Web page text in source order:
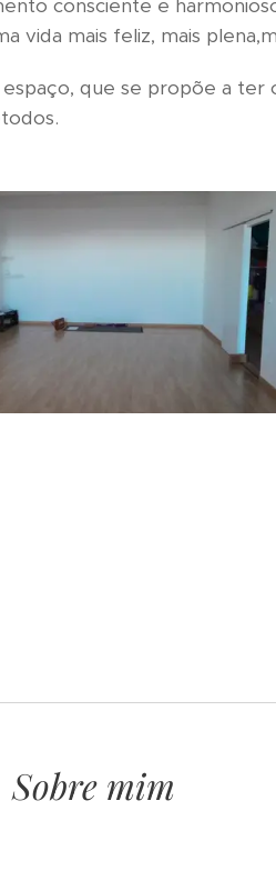
consciente e
vida mais feliz, mais
que se propõe a ter
Sobre mim